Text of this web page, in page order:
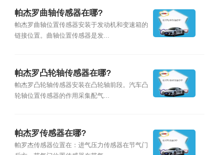
帕杰罗曲轴传感器在哪?
帕杰罗曲轴位置传感器安装于发动机和变速箱的
链接位置。曲轴位置传感器是发...
帕杰罗凸轮轴传感器在哪?
帕杰罗凸轮轴传感器安装在凸轮轴前段。汽车凸
轮轴位置传感器的作用采集配气...
帕杰罗传感器在哪?
帕罗杰传感器位置在：进气压力传感器在节气门